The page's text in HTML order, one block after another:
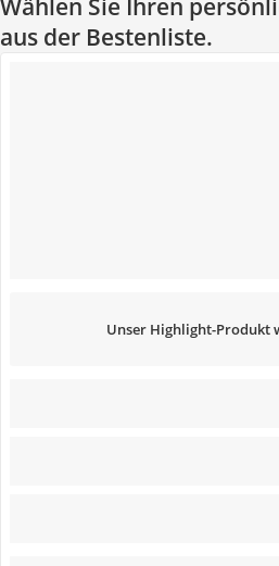
Wählen Sie Ihren
aus der Bestenliste.
Unser Highlight-